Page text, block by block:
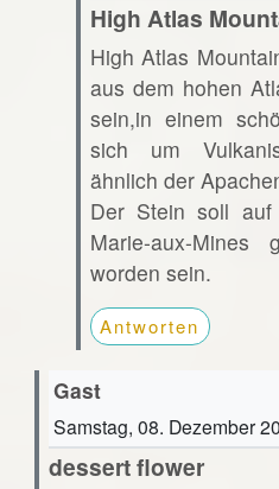
High Atlas
High Atlas
aus dem hohen
sein,in einem
sich um
ähnlich der
Der Stein soll
Marie-aux-Mines
worden sein.
Antworten
Gast
Samstag, 08. Dezember
dessert flower